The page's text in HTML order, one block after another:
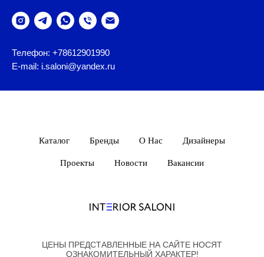
Телефон: +78612901990
E-mail: i.saloni@yandex.ru
Каталог Бренды О Нас Дизайнеры
Проекты Новости Вакансии
ЦЕНЫ ПРЕДСТАВЛЕННЫЕ НА САЙТЕ НОСЯТ
ОЗНАКОМИТЕЛЬНЫЙ ХАРАКТЕР!